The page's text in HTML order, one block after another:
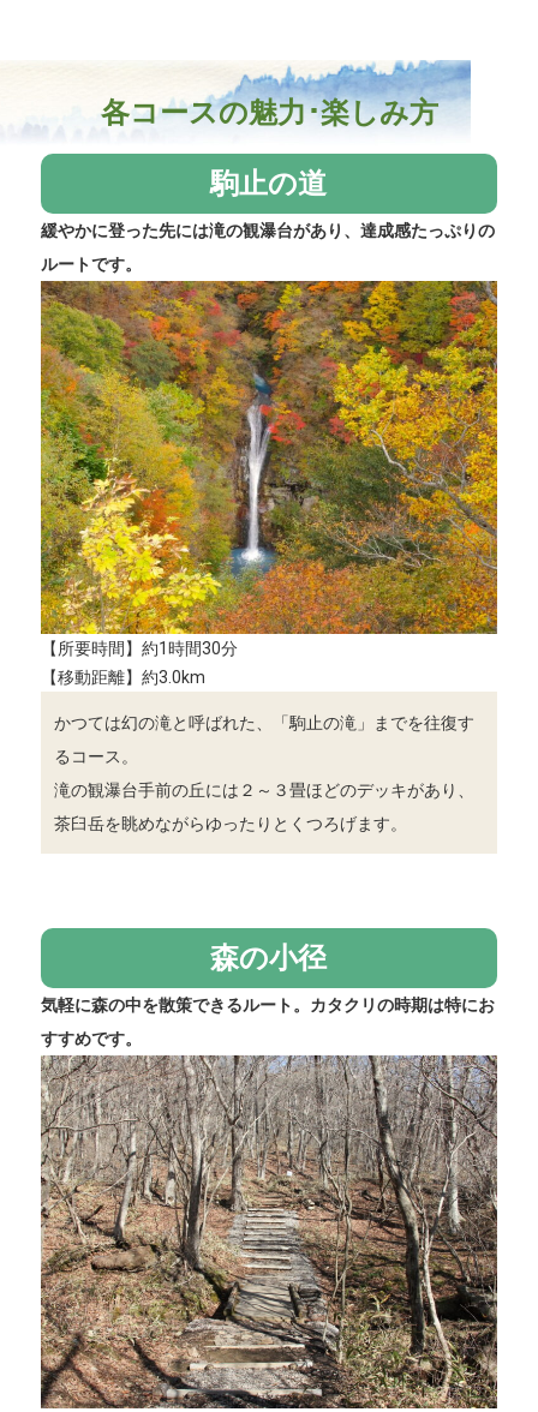
各コースの魅力･楽しみ方
駒止の道
緩やかに登った先には滝の観瀑台があり、達成感たっぷりの
ルートです。
【所要時間】約1時間30分
【移動距離】約3.0km
かつては幻の滝と呼ばれた、「駒止の滝」までを往復す
るコース。
滝の観瀑台手前の丘には２～３畳ほどのデッキがあり、
茶臼岳を眺めながらゆったりとくつろげます。
森の小径
気軽に森の中を散策できるルート。カタクリの時期は特にお
すすめです。